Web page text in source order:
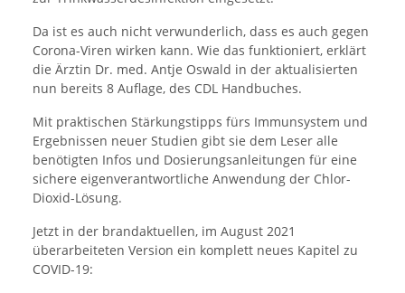
Da ist es auch nicht verwunderlich, dass es auch gegen
Corona-Viren wirken kann. Wie das funktioniert, erklärt
die Ärztin Dr. med. Antje Oswald in der aktualisierten
nun bereits 8 Auflage, des CDL Handbuches.
Mit praktischen Stärkungstipps fürs Immunsystem und
Ergebnissen neuer Studien gibt sie dem Leser alle
benötigten Infos und Dosierungsanleitungen für eine
sichere eigenverantwortliche Anwendung der Chlor-
Dioxid-Lösung.
Jetzt in der brandaktuellen, im August 2021
überarbeiteten Version ein komplett neues Kapitel zu
COVID-19: